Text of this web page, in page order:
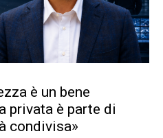
è un bene
privata è parte di
condivisa»